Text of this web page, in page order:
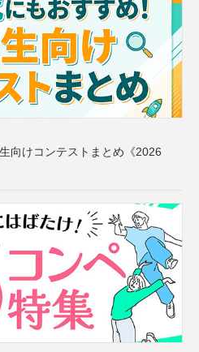
向けコンテストまとめ《2026